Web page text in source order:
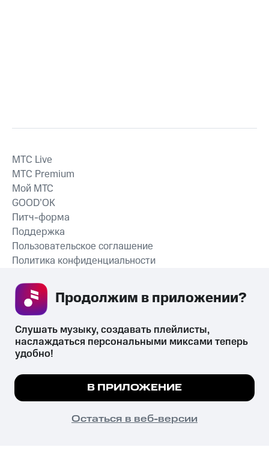
СКАЧАТЬ ПРИЛОЖЕНИЕ
MTС Live
MTС Premium
Мой МТС
GOOD’OK
Питч-форма
Поддержка
Пользовательское соглашение
Политика конфиденциальности
психотропных веществ, их аналогов причиняет вред здоровью,
их незаконный оборот запрещён и влечёт установленную
законодательством ответственность.
© 2026 ООО «КИОН».
Все права защищены
Мы используем куки, чтобы на сайте все
Подробнее
ПОНЯТНО
Слушать музыку, создавать плейлисты,
наслаждаться персональными миксами теперь
удобно!
В ПРИЛОЖЕНИЕ
Остаться в веб-версии